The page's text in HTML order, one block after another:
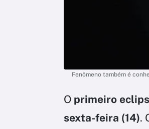
Fenômeno também é
O primeiro
sexta-feira (14).